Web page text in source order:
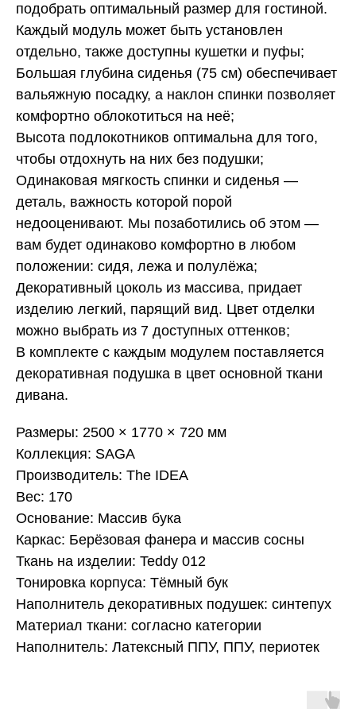
подобрать оптимальный размер для гостиной.
Каждый модуль может быть установлен
отдельно, также доступны кушетки и пуфы;
Большая глубина сиденья (75 см) обеспечивает
вальяжную посадку, а наклон спинки позволяет
комфортно облокотиться на неё;
Высота подлокотников оптимальна для того,
чтобы отдохнуть на них без подушки;
Одинаковая мягкость спинки и сиденья —
деталь, важность которой порой
недооценивают. Мы позаботились об этом —
вам будет одинаково комфортно в любом
положении: сидя, лежа и полулёжа;
Декоративный цоколь из массива, придает
изделию легкий, парящий вид. Цвет отделки
можно выбрать из 7 доступных оттенков;
В комплекте с каждым модулем поставляется
декоративная подушка в цвет основной ткани
дивана.
Размеры: 2500 × 1770 × 720 мм
Коллекция: SAGA
Производитель: The IDEA
Вес: 170
Основание: Массив бука
Каркас: Берёзовая фанера и массив сосны
Ткань на изделии: Teddy 012
Тонировка корпуса: Тёмный бук
Наполнитель декоративных подушек: синтепух
Материал ткани: согласно категории
Наполнитель: Латексный ППУ, ППУ, периотек